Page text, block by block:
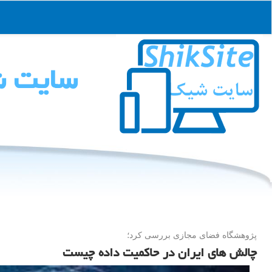
پژوهشگاه فضای مجازی بررسی كرد؛
چالش های ایران در حاکمیت داده چیست